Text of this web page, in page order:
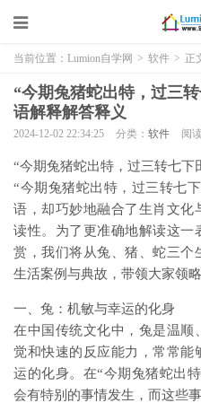
当前位置： Lumion自学网 > 软件 > 正
“今期兔猪蛇出特，过三
语解释解答释义
2024-12-02 22:34:25 分类： 软件 阅
“今期兔猪蛇出特，过三转七下
“今期兔猪蛇出特，过三转七
语，却巧妙地融合了生肖文化
读性。为了更准确地解读这一
赏，我们将从兔、猪、蛇三个
生活案例与典故，带领大家领略
一、兔：机敏与幸运的化身
在中国传统文化中，兔是温顺
觉和快速的反应能力，常常能
运的化身。在“今期兔猪蛇出
会有特别的事情发生，而这些